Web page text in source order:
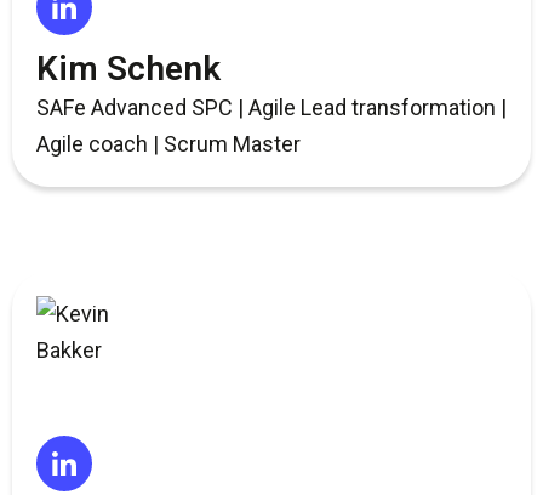
Kim Schenk
SAFe Advanced SPC | Agile Lead transformation |
Agile coach | Scrum Master